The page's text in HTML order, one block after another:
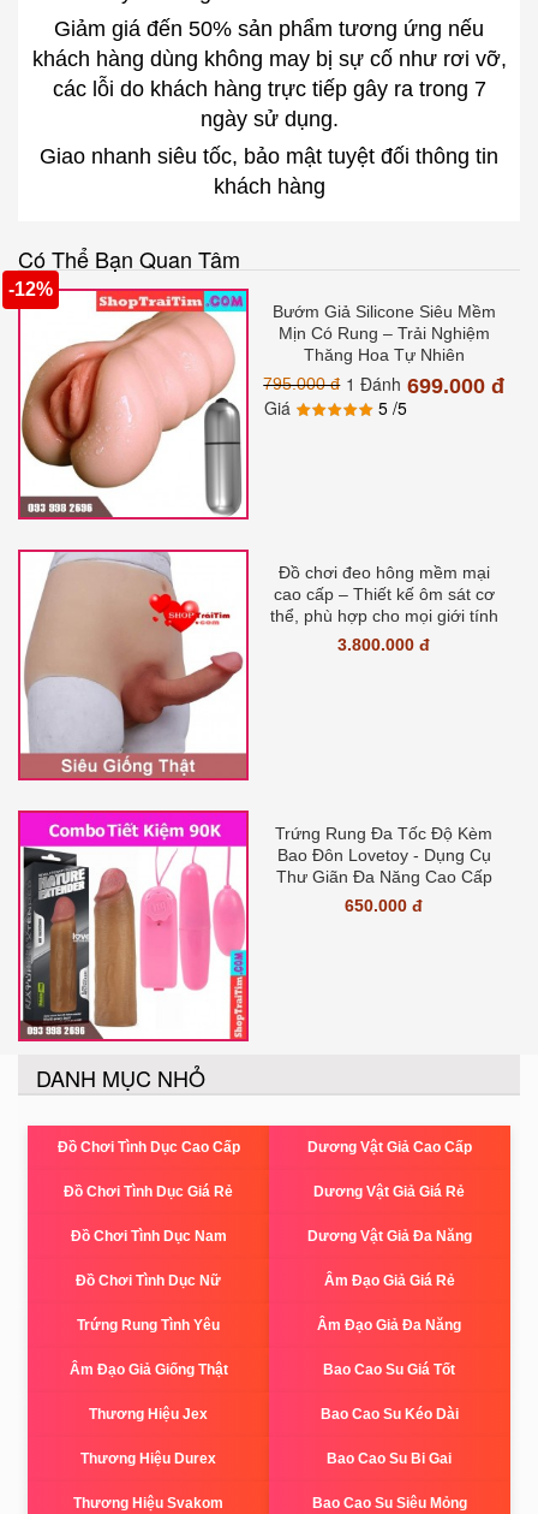
Giảm giá đến 50% sản phẩm tương ứng nếu
khách hàng dùng không may bị sự cố như rơi vỡ,
các lỗi do khách hàng trực tiếp gây ra trong 7
ngày sử dụng.
Giao nhanh siêu tốc, bảo mật tuyệt đối thông tin
khách hàng
Có Thể Bạn Quan Tâm
Bướm Giả Silicone Siêu Mềm
Mịn Có Rung – Trải Nghiệm
Thăng Hoa Tự Nhiên
795.000 đ
699.000 đ
-12%
1 Đánh
Giá
5 /5
Đồ chơi đeo hông mềm mại
cao cấp – Thiết kế ôm sát cơ
thể, phù hợp cho mọi giới tính
3.800.000 đ
Trứng Rung Đa Tốc Độ Kèm
Bao Đôn Lovetoy - Dụng Cụ
Thư Giãn Đa Năng Cao Cấp
650.000 đ
DANH MỤC NHỎ
Đồ Chơi Tình Dục Cao Cấp Dương Vật Giả Cao Cấp
Đồ Chơi Tình Dục Giá Rẻ Dương Vật Giả Giá Rẻ
Đồ Chơi Tình Dục Nam Dương Vật Giả Đa Năng
Đồ Chơi Tình Dục Nữ Âm Đạo Giả Giá Rẻ
Trứng Rung Tình Yêu Âm Đạo Giả Đa Năng
Âm Đạo Giả Giống Thật Bao Cao Su Giá Tốt
Thương Hiệu Jex Bao Cao Su Kéo Dài
Thương Hiệu Durex Bao Cao Su Bi Gai
Thương Hiệu Svakom Bao Cao Su Siêu Mỏng